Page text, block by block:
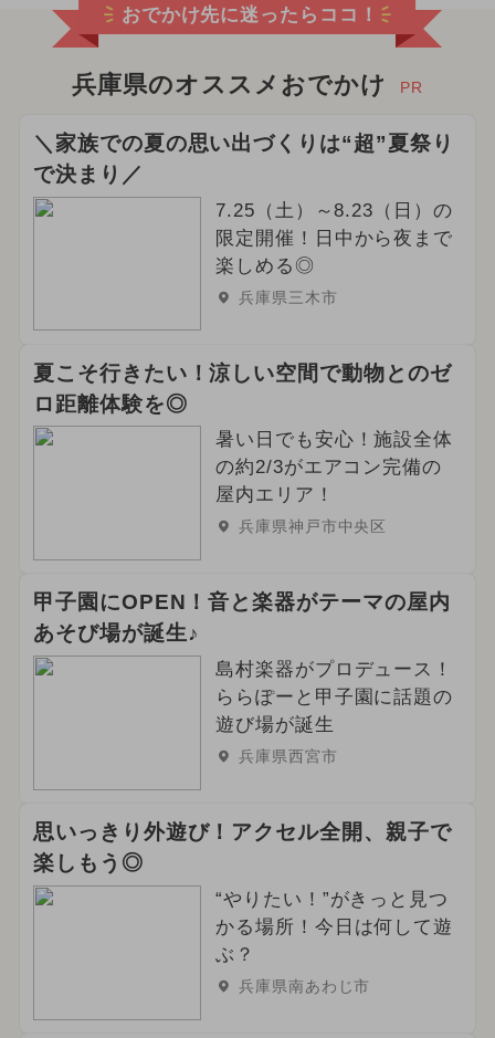
おでかけ先に迷ったらココ！
兵庫県のオススメおでかけ PR
＼家族での夏の思い出づくりは“超”夏祭り
で決まり／
7.25（土）～8.23（日）の
限定開催！日中から夜まで
楽しめる◎
兵庫県三木市
夏こそ行きたい！涼しい空間で動物とのゼ
ロ距離体験を◎
暑い日でも安心！施設全体
の約2/3がエアコン完備の
屋内エリア！
兵庫県神戸市中央区
甲子園にOPEN！音と楽器がテーマの屋内
あそび場が誕生♪
島村楽器がプロデュース！
ららぽーと甲子園に話題の
遊び場が誕生
兵庫県西宮市
思いっきり外遊び！アクセル全開、親子で
楽しもう◎
“やりたい！”がきっと見つ
かる場所！今日は何して遊
ぶ？
兵庫県南あわじ市